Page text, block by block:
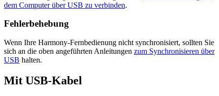
dem Computer über USB zu verbinden.
Fehlerbehebung
Wenn Ihre Harmony-Fernbedienung nicht synchronisiert, sollten Sie
sich an die oben angeführten Anleitungen zum Synchronisieren über
USB halten.
Mit USB-Kabel